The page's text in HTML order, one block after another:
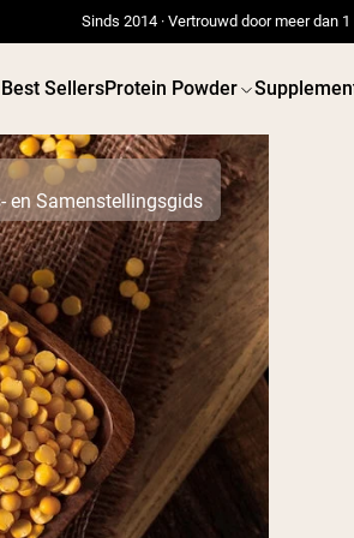
Sinds 2014 · Vertrouwd door meer dan
Best SellersProtein Powder
Best Seller
Erwteneiwit
Grasgevoerd Wei Eiwit
Poeder
Collageenpeptiden
Chocolade
Grasgevoerde Wei
Vanille grasgevoerde
wei
Weidegevoerde wei
en Samenstellingsgids